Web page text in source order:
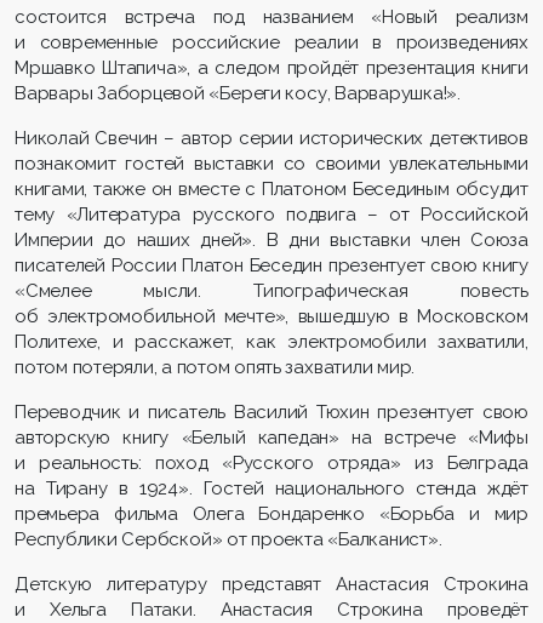
состоится встреча под названием «Новый реализм
и современные российские реалии в произведениях
Мршавко Штапича», а следом пройдёт презентация книги
Варвары Заборцевой «Береги косу, Варварушка!».
Николай Свечин – автор серии исторических детективов
познакомит гостей выставки со своими увлекательными
книгами, также он вместе с Платоном Бесединым обсудит
тему «Литература русского подвига – от Российской
Империи до наших дней». В дни выставки член Союза
писателей России Платон Беседин презентует свою книгу
«Смелее мысли. Типографическая повесть
об электромобильной мечте», вышедшую в Московском
Политехе, и расскажет, как электромобили захватили,
потом потеряли, а потом опять захватили мир.
Переводчик и писатель Василий Тюхин презентует свою
авторскую книгу «Белый капедан» на встрече «Мифы
и реальность: поход «Русского отряда» из Белграда
на Тирану в 1924». Гостей национального стенда ждёт
премьера фильма Олега Бондаренко «Борьба и мир
Республики Сербской» от проекта «Балканист».
Детскую литературу представят Анастасия Строкина
и Хельга Патаки. Анастасия Строкина проведёт